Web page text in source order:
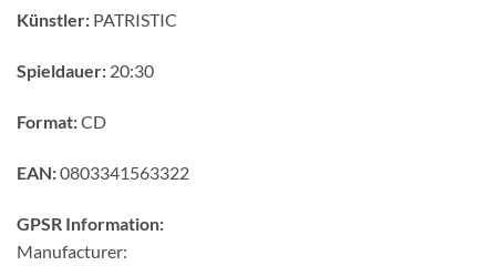
Künstler: PATRISTIC
Spieldauer: 20:30
Format:CD
EAN:0803341563322
GPSR Information:
Manufacturer: